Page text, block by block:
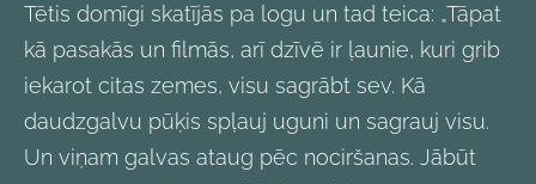
Tētis domīgi skatījās pa logu un tad teica: „Tāpat
kā pasakās un filmās, arī dzīvē ir ļaunie, kuri grib
iekarot citas zemes, visu sagrābt sev. Kā
daudzgalvu pūķis spļauj uguni un sagrauj visu.
Un viņam galvas ataug pēc nociršanas. Jābūt